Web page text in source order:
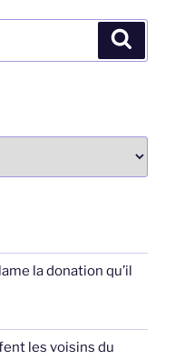
la donation qu’il
les voisins du